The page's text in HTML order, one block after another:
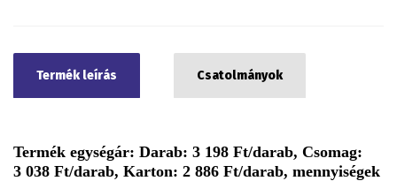
Termék leírás Csatolmányok
Termék egységár: Darab: 3 198 Ft/darab, Csomag:
3 038 Ft/darab, Karton: 2 886 Ft/darab, mennyiségek